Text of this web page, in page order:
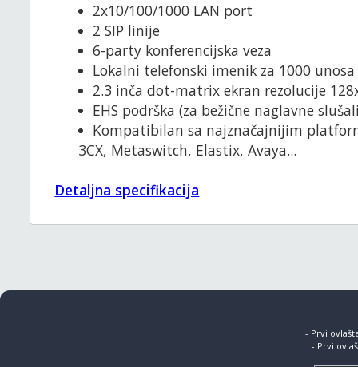
2x10/100/1000 LAN port
2 SIP linije
6-party konferencijska veza
Lokalni telefonski imenik za 1000 unosa
2.3 inča dot-matrix ekran rezolucije
EHS podrška (za bežične naglavne
Kompatibilan sa najznačajnijim
3CX, Metaswitch, Elastix, Avaya...
Detaljna specifikacija
- Prvi
- Prvi